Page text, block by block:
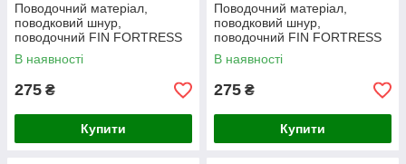
Поводочний матеріал,
поводковий шнур,
поводочний FIN FORTRESS
20м/жовто-зелений 35lbs
В наявності
275 ₴
Купити
Поводочний матеріал,
поводковий шнур,
поводочний FIN FORTRESS
20м/чорно-зелений 35lbs
В наявності
275 ₴
Купити